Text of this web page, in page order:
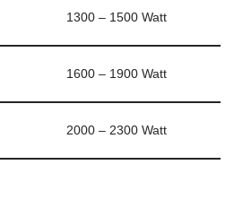
1300 – 1500 Watt
1600 – 1900 Watt
2000 – 2300 Watt